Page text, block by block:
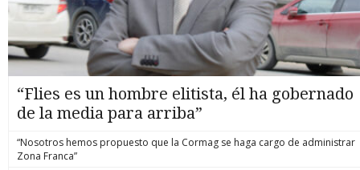
“Flies es un hombre elitista, él ha gobernado
de la media para arriba”
“Nosotros hemos propuesto que la Cormag se haga cargo de administrar
Zona Franca”